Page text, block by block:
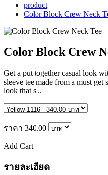
product
Color Block Crew Neck
Color Block Crew
Get a put together casual look
sleeve tee made from a must get
look that s ..
ราคา 340.00
Add Cart
รายละเอียด